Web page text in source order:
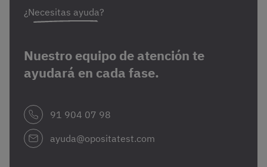
¿Necesitas ayuda?
Nuestro equipo de atención te
ayudará en cada fase.
91 904 07 98
ayuda@opositatest.com